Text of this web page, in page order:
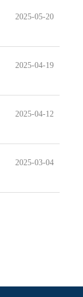
2025-05-20
2025-04-19
2025-04-12
2025-03-04